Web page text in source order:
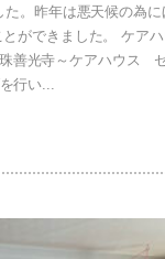
。昨年は悪天候の為
ができました。 ケア
善光寺～ケアハウス
行い...